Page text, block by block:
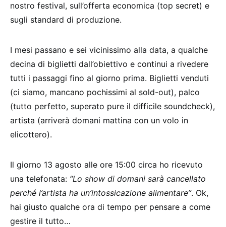
nostro festival, sull’offerta economica (top secret) e
sugli standard di produzione.
I mesi passano e sei vicinissimo alla data, a qualche
decina di biglietti dall’obiettivo e continui a rivedere
tutti i passaggi fino al giorno prima. Biglietti venduti
(ci siamo, mancano pochissimi al sold-out), palco
(tutto perfetto, superato pure il difficile soundcheck),
artista (arriverà domani mattina con un volo in
elicottero).
Il giorno 13 agosto alle ore 15:00 circa ho ricevuto
una telefonata: “Lo show di domani sarà cancellato
perché l’artista ha un’intossicazione alimentare”. Ok,
hai giusto qualche ora di tempo per pensare a come
gestire il tutto…